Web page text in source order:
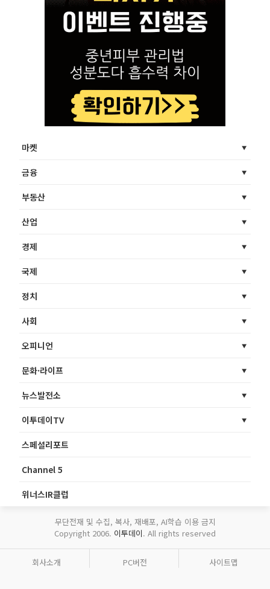
마켓
금융
부동산
산업
경제
국제
정치
사회
오피니언
문화·라이프
뉴스발전소
이투데이TV
스페셜리포트
Channel 5
위너스IR클럽
무단전재 및 수집, 복사, 재배포, AI학습 이용 금지
Copyright 2006. 이투데이. All rights reserved
회사소개 PC버전 사이트맵